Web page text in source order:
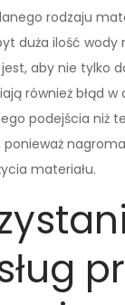
rodzaju
duża ilość
aby nie tylko
również błąd
podejścia niż
materiału.